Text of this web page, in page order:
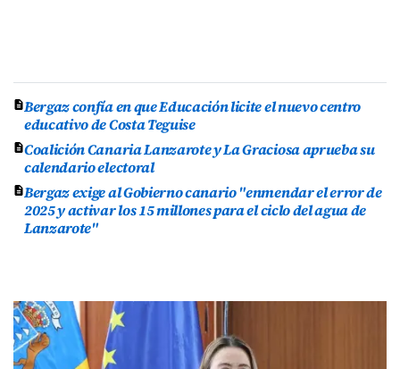
Bergaz confía en que Educación licite el nuevo centro
educativo de Costa Teguise
Coalición Canaria Lanzarote y La Graciosa aprueba su
calendario electoral
Bergaz exige al Gobierno canario "enmendar el error de
2025 y activar los 15 millones para el ciclo del agua de
Lanzarote"